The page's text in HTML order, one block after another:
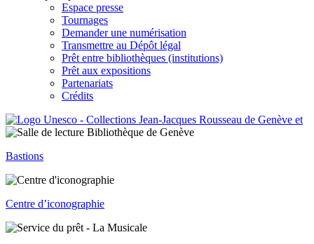
Espace presse
Tournages
Demander une numérisation
Transmettre au Dépôt légal
Prêt entre bibliothèques (institutions)
Prêt aux expositions
Partenariats
Crédits
Bastions
Centre d’iconographie